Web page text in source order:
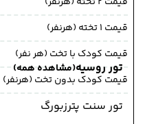
تور روسیه(مشاهده همه)
تور سنت پترزبورگ
قیمت 1 تخته (هرنفر)
قیمت کودک با تخت (هر نفر)
قیمت کودک بدون تخت (هرنفر)